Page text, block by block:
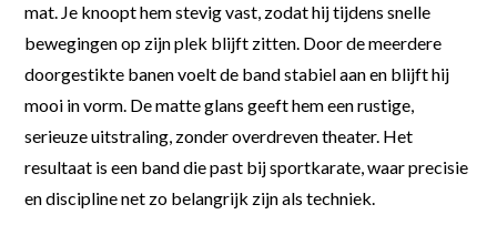
mat. Je knoopt hem stevig vast, zodat hij tijdens snelle
bewegingen op zijn plek blijft zitten. Door de meerdere
doorgestikte banen voelt de band stabiel aan en blijft hij
mooi in vorm. De matte glans geeft hem een rustige,
serieuze uitstraling, zonder overdreven theater. Het
resultaat is een band die past bij sportkarate, waar precisie
en discipline net zo belangrijk zijn als techniek.